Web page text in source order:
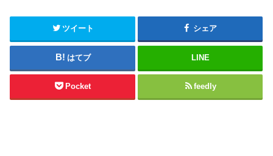
ツイート シェア
はてブ LINE
Pocket feedly